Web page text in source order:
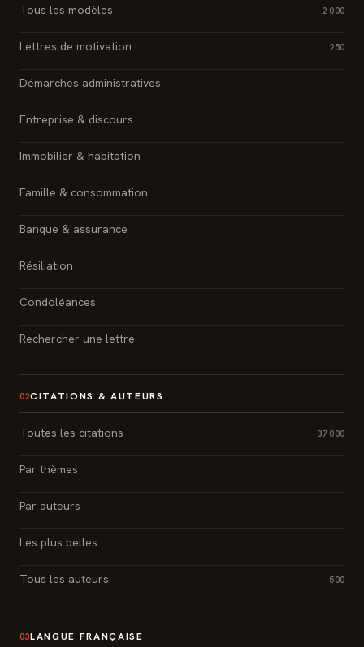
Tous les modèles 2 000
Lettres de motivation 250
Démarches administratives
Entreprise & discours
Immobilier & habitation
Famille & consommation
Banque & assurance
Résiliation
Condoléances
Rechercher une lettre
02CITATIONS & AUTEURS
Toutes les citations 37 000
Par thèmes
Par auteurs
Les plus belles
Tous les auteurs 500
03LANGUE FRANÇAISE